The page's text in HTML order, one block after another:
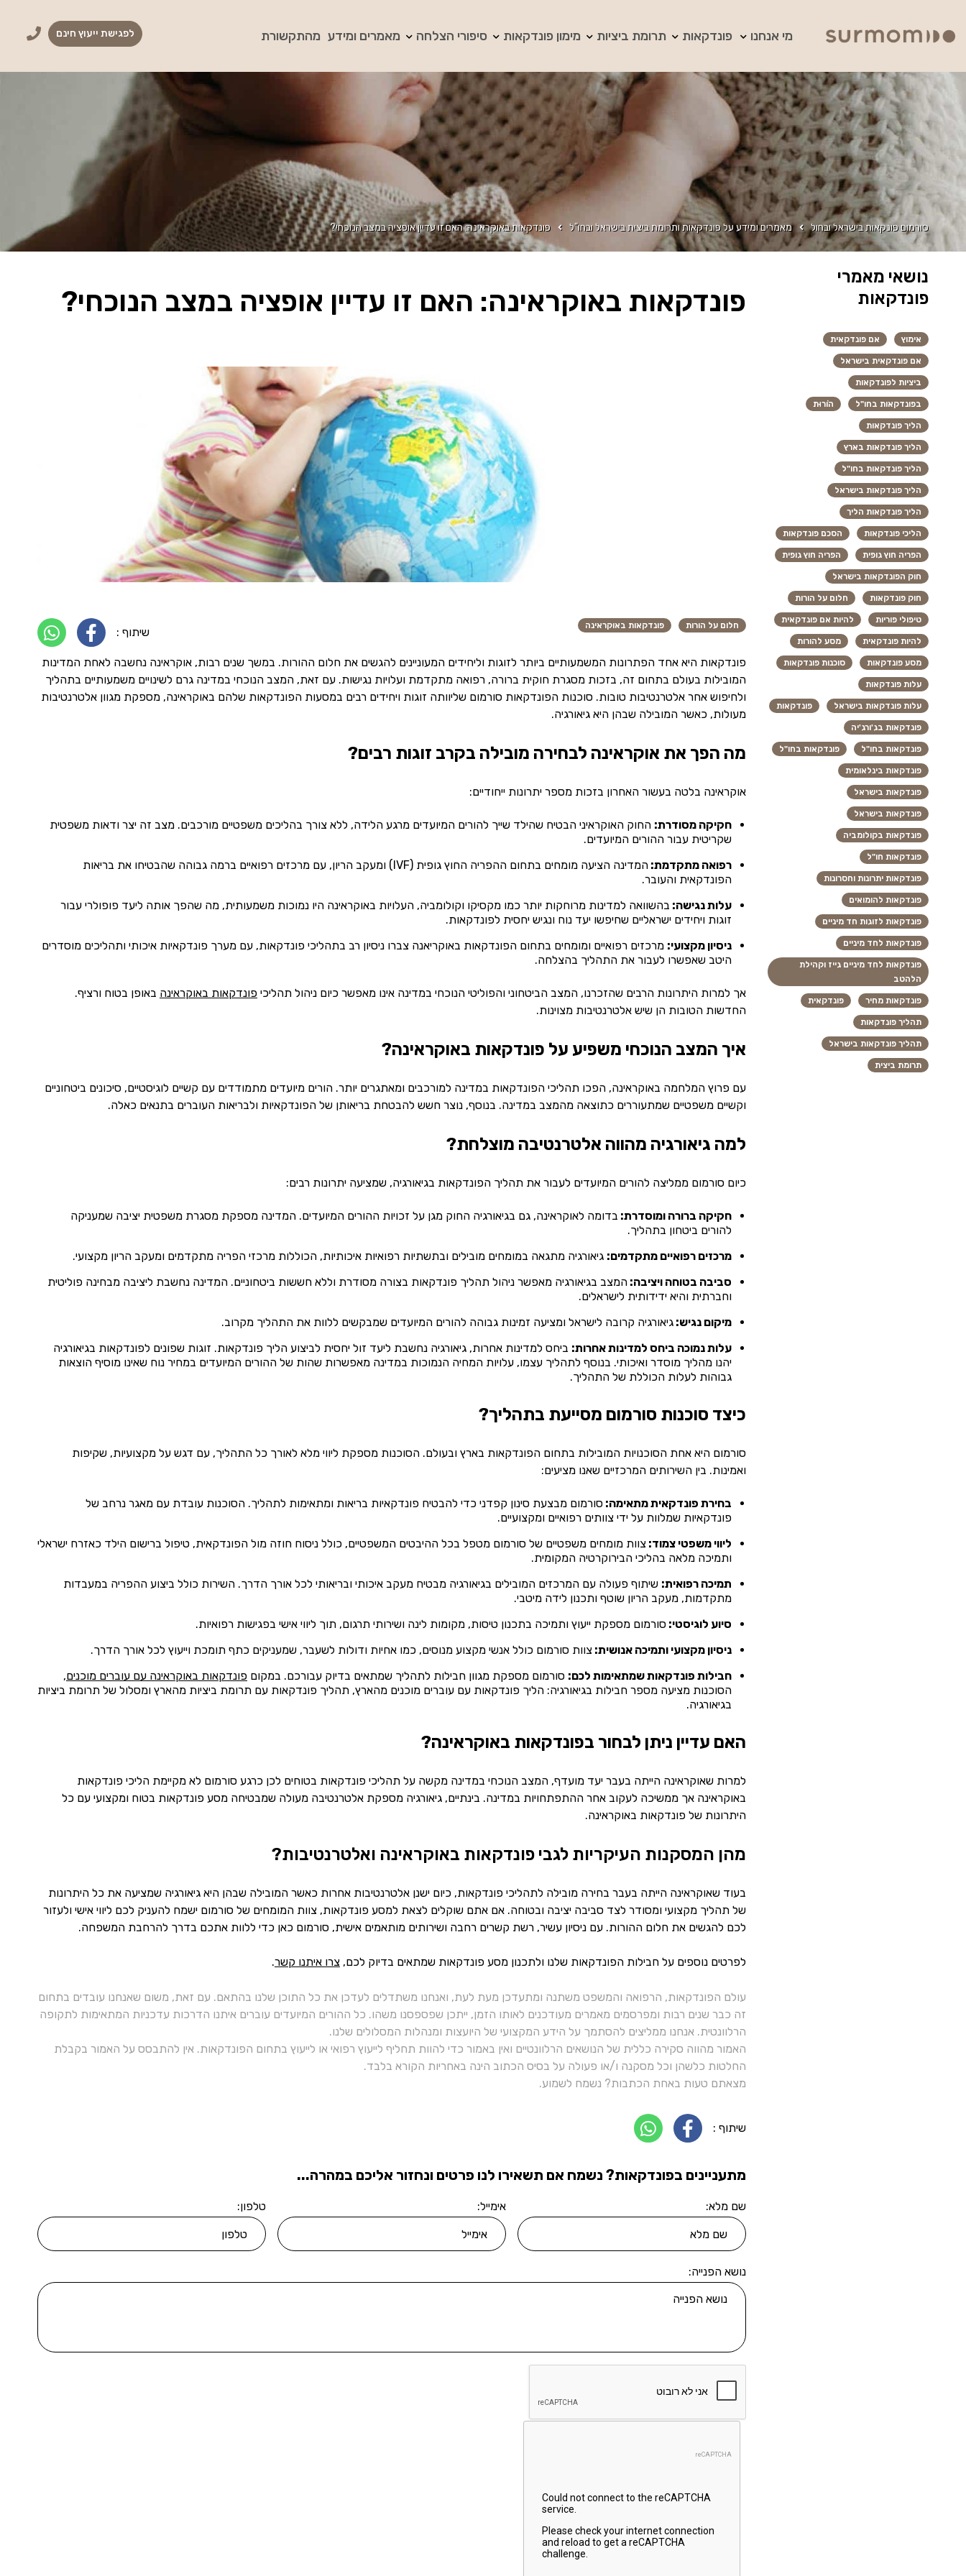
לפגישת ייעוץ חינם מי אנחנו פונדקאות תרומת ביציות מימון פונדקאות סיפורי הצלחה מאמרים ומידע מהתקשורת
סורמום פונקאות בישראל ובחול מאמרים ומידע על פונדקאות ותרומת ביצית בישראל ובחו"ל פונדקאות באוקראינה: האם זו עדיין אופציה במצב הנוכחי?
פונדקאות באוקראינה: האם זו עדיין אופציה במצב הנוכחי?
חלום על הורות פונדקאות באוקראינה שיתוף :
פונדקאות היא אחד הפתרונות המשמעותיים ביותר לזוגות וליחידים המעוניינים להגשים את חלום ההורות. במשך שנים רבות, אוקראינה נחשבה לאחת המדינות
המובילות בעולם בתחום זה, בזכות מסגרת חוקית ברורה, רפואה מתקדמת ועלויות נגישות. עם זאת, המצב הנוכחי במדינה גרם לשינויים משמעותיים בתהליך
ולחיפוש אחר אלטרנטיבות טובות. סוכנות הפונדקאות סורמום שליוותה זוגות ויחידים רבים במסעות הפונדקאות שלהם באוקראינה, מספקת מגוון אלטרנטיבות
מעולות, כאשר המובילה שבהן היא גיאורגיה.
מה הפך את אוקראינה לבחירה מובילה בקרב זוגות רבים?
אוקראינה בלטה בעשור האחרון בזכות מספר יתרונות ייחודיים:
חקיקה מסודרת: החוק האוקראיני הבטיח שהילד שייך להורים המיועדים מרגע הלידה, ללא צורך בהליכים משפטיים מורכבים. מצב זה יצר ודאות משפטית
שקריטית עבור ההורים המיועדים.
רפואה מתקדמת:
המדינה הציעה מומחים בתחום ההפריה החוץ גופית (IVF) ומעקב הריון, עם מרכזים רפואיים ברמה גבוהה שהבטיחו את בריאות
הפונדקאית והעובר.
עלות נגישה: בהשוואה למדינות מרוחקות יותר כמו מקסיקו וקולומביה, העלויות באוקראינה היו נמוכות משמעותית, מה שהפך אותה ליעד פופולרי עבור
זוגות ויחידים ישראליים שחיפשו יעד נוח ונגיש יחסית לפונדקאות.
ניסיון מקצועי: מרכזים רפואיים ומומחים בתחום הפונדקאות באוקריאנה צברו ניסיון רב בתהליכי פונדקאות, עם מערך פונדקאיות איכותי ותהליכים מוסדרים
היטב שאפשרו לעבור את התהליך בהצלחה.
אך למרות היתרונות הרבים שהזכרנו, המצב הביטחוני והפוליטי הנוכחי במדינה אינו מאפשר כיום ניהול תהליכי פונדקאות באוקראינה באופן בטוח ורציף.
החדשות הטובות הן שיש אלטרנטיבות מצוינות.
איך המצב הנוכחי משפיע על פונדקאות באוקראינה?
עם פרוץ המלחמה באוקראינה, הפכו תהליכי הפונדקאות במדינה למורכבים ומאתגרים יותר. הורים מיועדים מתמודדים עם קשיים לוגיסטיים, סיכונים ביטחוניים
וקשיים משפטיים שמתעוררים כתוצאה מהמצב במדינה. בנוסף, נוצר חשש להבטחת בריאותן של הפונדקאיות ולבריאות העוברים בתנאים כאלה.
למה גיאורגיה מהווה אלטרנטיבה מוצלחת?
כיום סורמום ממליצה להורים המיועדים לעבור את תהליך הפונדקאות בגיאורגיה, שמציעה יתרונות רבים:
חקיקה ברורה ומוסדרת: בדומה לאוקראינה, גם בגיאורגיה החוק מגן על זכויות ההורים המיועדים. המדינה מספקת מסגרת משפטית יציבה שמעניקה
להורים ביטחון בתהליך.
מרכזים רפואיים מתקדמים: גיאורגיה מתגאה במומחים מובילים ובתשתיות רפואיות איכותיות, הכוללות מרכזי הפריה מתקדמים ומעקב הריון מקצועי.
סביבה בטוחה ויציבה: המצב בגיאורגיה מאפשר ניהול תהליך פונדקאות בצורה מסודרת וללא חששות ביטחוניים. המדינה נחשבת ליציבה מבחינה פוליטית
וחברתית והיא ידידותית לישראלים.
מיקום נגיש: גיאורגיה קרובה לישראל ומציעה זמינות גבוהה להורים המיועדים שמבקשים ללוות את התהליך מקרוב.
עלות נמוכה ביחס למדינות אחרות: ביחס למדינות אחרות, גיאורגיה נחשבת ליעד זול יחסית לביצוע הליך פונדקאות. זוגות שפונים לפונדקאות בגיאורגיה
יהנו מהליך מוסדר ואיכותי. בנוסף לתהליך עצמו, עלויות המחיה הנמוכות במדינה מאפשרות שהות של ההורים המיועדים במחיר נוח שאינו מוסיף הוצאות
גבוהות לעלות הכוללת של התהליך.
כיצד סוכנות סורמום מסייעת בתהליך?
סורמום היא אחת הסוכנויות המובילות בתחום הפונדקאות בארץ ובעולם. הסוכנות מספקת ליווי מלא לאורך כל התהליך, עם דגש על מקצועיות, שקיפות
ואמינות. בין השירותים המרכזיים שאנו מציעים:
בחירת פונדקאית מתאימה: סורמום מבצעת סינון קפדני כדי להבטיח פונדקאיות בריאות ומתאימות לתהליך. הסוכנות עובדת עם מאגר נרחב של
פונדקאיות שמלוות על ידי צוותים רפואיים ומקצועיים.
ליווי משפטי צמוד: צוות מומחים משפטיים של סורמום מטפל בכל ההיבטים המשפטיים, כולל ניסוח חוזה מול הפונדקאית, טיפול ברישום הילד כאזרח ישראלי
ותמיכה מלאה בהליכי הבירוקרטיה המקומית.
תמיכה רפואית: שיתוף פעולה עם המרכזים המובילים בגיאורגיה מבטיח מעקב איכותי ובריאותי לכל אורך הדרך. השירות כולל ביצוע ההפריה במעבדות
מתקדמות, מעקב הריון שוטף ותכנון לידה מיטבי.
סיוע לוגיסטי: סורמום מספקת ייעוץ ותמיכה בתכנון טיסות, מקומות לינה ושירותי תרגום, תוך ליווי אישי בפגישות רפואיות.
ניסיון מקצועי ותמיכה אנושית: צוות סורמום כולל אנשי מקצוע מנוסים, כמו אחיות ודולות לשעבר, שמעניקים כתף תומכת וייעוץ לכל אורך הדרך.
חבילות פונדקאות שמתאימות לכם: סורמום מספקת מגוון חבילות לתהליך שמתאים בדיוק עבורכם. במקום פונדקאות באוקראינה עם עוברים מוכנים,
הסוכנות מציעה מספר חבילות בגיאורגיה: הליך פונדקאות עם עוברים מוכנים מהארץ, תהליך פונדקאות עם תרומת ביציות מהארץ ומסלול של תרומת ביציות
בגיאורגיה.
האם עדיין ניתן לבחור בפונדקאות באוקראינה?
למרות שאוקראינה הייתה בעבר יעד מועדף, המצב הנוכחי במדינה מקשה על תהליכי פונדקאות בטוחים לכן כרגע סורמום לא מקיימת הליכי פונדקאות
באוקראינה אך ממשיכה לעקוב אחר ההתפתחויות במדינה. בינתיים, גיאורגיה מספקת אלטרנטיבה מעולה שמבטיחה מסע פונדקאות בטוח ומקצועי עם כל
היתרונות של פונדקאות באוקראינה.
מהן המסקנות העיקריות לגבי פונדקאות באוקראינה ואלטרנטיבות?
בעוד שאוקראינה הייתה בעבר בחירה מובילה לתהליכי פונדקאות, כיום ישנן אלטרנטיבות אחרות כאשר המובילה שבהן היא גיאורגיה שמציעה את כל היתרונות
של תהליך מקצועי ומסודר לצד סביבה יציבה ובטוחה. אם אתם שוקלים לצאת למסע פונדקאות, צוות המומחים של סורמום ישמח להעניק לכם ליווי אישי ולעזור
לכם להגשים את חלום ההורות. עם ניסיון עשיר, רשת קשרים רחבה ושירותים מותאמים אישית, סורמום כאן כדי ללוות אתכם בדרך להרחבת המשפחה.
לפרטים נוספים על חבילות הפונדקאות שלנו ולתכנון מסע פונדקאות שמתאים בדיוק לכם, צרו איתנו קשר.
עולם הפונדקאות, הרפואה והמשפט משתנה ומתעדכן מעת לעת, ואנחנו משתדלים לעדכן את כל התוכן שלנו בהתאם. עם זאת, משום שאנחנו עובדים בתחום
זה כבר שנים רבות ומפרסמים מאמרים מעודכנים לאותו הזמן, ייתכן שפספסנו משהו. כל ההורים המיועדים עוברים איתנו הדרכות עדכניות המתאימות לתקופה
הרלוונטית. אנחנו ממליצים להסתמך על הידע המקצועי של היועצות ומנהלות המסלולים שלנו.
האמור מהווה סקירה כללית של הנושאים הרלוונטיים ואין באמור כדי להוות תחליף לייעוץ רפואי או לייעוץ בתחום הפונדקאות. אין להתבסס על האמור בקבלת
החלטות כלשהן וכל מסקנה ו/או פעולה על בסיס הכתוב הינה באחריות הקורא בלבד.
מצאתם טעות באחת הכתבות? נשמח לשמוע.
שיתוף :
מתעניינים בפונדקאות? נשמח אם תשאירו לנו פרטים ונחזור אליכם במהרה...
שם מלא: אימייל: טלפון:
נושא הפנייה:
נושאי מאמרי
פונדקאות
אימוץ אם פונדקאית
אם פונדקאית בישראל
ביציות לפונדקאות
בפונדקאות בחו"ל הוֹרוּת
הליך פונדקאות
הליך פונדקאות בארץ
הליך פונדקאות בחו"ל
הליך פונדקאות בישראל
הליך פונדקאות הליך
הליכי פונדקאות הסכם פונדקאות
הפריה חוץ גופית הפריה חוץ גופית
חוק הפונדקאות בישראל
חוק פונדקאות חלום על הורות
טיפולי פוריות להיות אם פונדקאית
להיות פונדקאית מסע להורות
מסע פונדקאות סוכנות פונדקאות
עלות פונדקאות
עלות פונדקאות בישראל פונדקאות
פונדקאות בג'ורג'יה
פונדקאות בחו"ל פונדקאות בחו"ל
פונדקאות בינלאומית
פונדקאות בישראל
פונדקאות בישראל
פונדקאות בקולומביה
פונדקאות חו"ל
פונדקאות יתרונות וחסרונות
פונדקאות להומואים
פונדקאות לזוגות חד מיניים
פונדקאות לחד מיניים
פונדקאות לחד מיניים גייז וקהילת
הלהטב
פונדקאות מחיר פונדקאית
תהליך פונדקאות
תהליך פונדקאות בישראל
תרומת ביצית